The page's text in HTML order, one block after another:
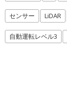
センサー LiDAR
自動運転レベル3